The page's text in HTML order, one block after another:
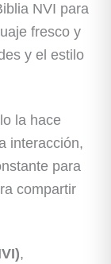
NVI para
fresco y
y el estilo
la hace
interacción,
para
compartir
,